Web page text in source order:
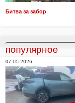
Битва за забор
популярное
07.05.2026